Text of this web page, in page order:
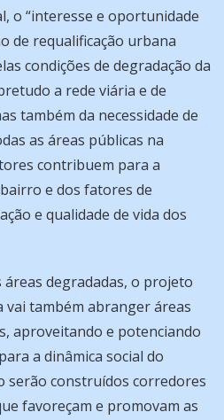
o “interesse e oportunidade
de requalificação urbana
condições de degradação da
a rede viária e de
também da necessidade de
as áreas públicas na
contribuem para a
e dos fatores de
e qualidade de vida dos
áreas degradadas, o projeto
vai também abranger áreas
aproveitando e potenciando
a dinâmica social do
serão construídos corredores
favoreçam e promovam as